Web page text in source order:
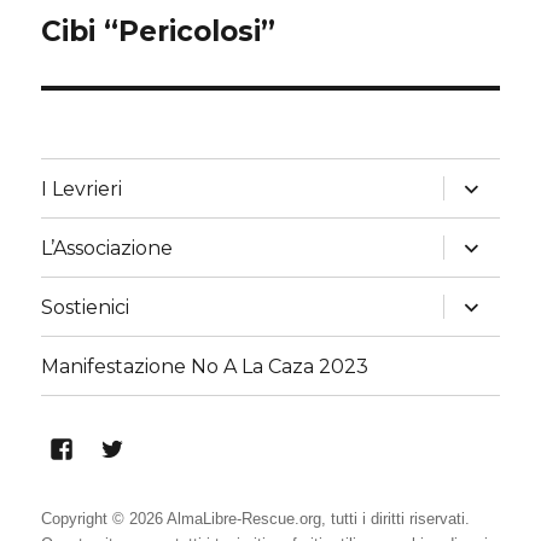
Articolo
Cibi “Pericolosi”
I Levrieri
apri
i
menu
child
L’Associazione
apri
i
menu
child
Sostienici
apri
i
menu
Manifestazione No A La Caza 2023
Alma
RescueRescue
Copyright © 2026 AlmaLibre-Rescue.org, tutti i diritti riservati.